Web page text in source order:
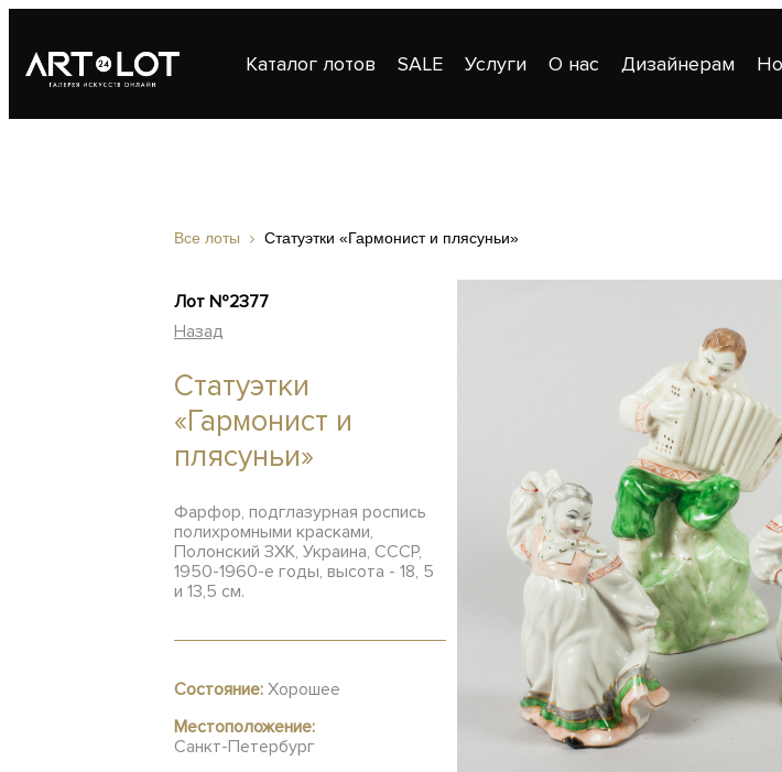
Каталог лотов SALE Услуги О нас Дизайнерам
Все лоты Статуэтки «Гармонист и плясуньи»
Лот №2377
Назад
Статуэтки
«Гармонист и
плясуньи»
Фарфор, подглазурная роспись
полихромными красками,
Полонский ЗХК, Украина, СССР,
1950-1960-е годы, высота - 18, 5
и 13,5 см.
Состояние: Хорошее
Местоположение:
Санкт-Петербург